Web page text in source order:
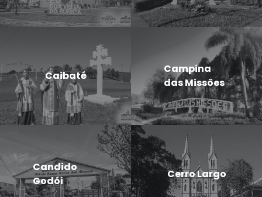
Caibaté
Campina
das Missões
Candido
Godói
Cerro Largo